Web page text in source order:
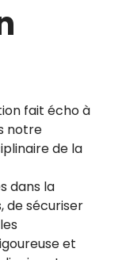
fait écho à
notre
de la
dans la
de sécuriser
et